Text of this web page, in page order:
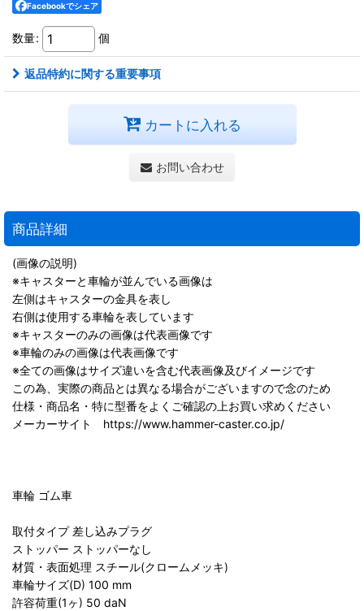
Facebookでシェア
数量: 個
返品特約に関する重要事項
カートに入れる
お問い合わせ
商品詳細
(画像の説明)
※キャスターと車輪が並んでいる画像は
左側はキャスターの金具を表し
右側は使用する車輪を表しています
※キャスターのみの画像は代表画像です
※車輪のみの画像は代表画像です
※全ての画像はサイズ違いを含む代表画像及びイメージです
この為、実際の商品とは異なる場合がございますので念のため
仕様・商品名・特に型番をよくご確認の上お買い求めください
メーカーサイト https://www.hammer-caster.co.jp/
車輪 ゴム車
取付タイプ 差し込みプラグ
ストッパー ストッパーなし
材質・表面処理 スチール(クロームメッキ)
車輪サイズ(D) 100 mm
許容荷重(1ヶ) 50 daN